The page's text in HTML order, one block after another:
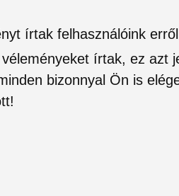
írtak felhasználóink
írtak, ez azt
bizonnyal Ön is